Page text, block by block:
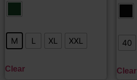
M L XL XXL
Clear
40
Clear